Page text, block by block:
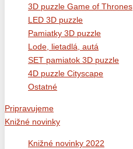
3D puzzle Game of Thrones
LED 3D puzzle
Pamiatky 3D puzzle
Lode, lietadlá, autá
SET pamiatok 3D puzzle
4D puzzle Cityscape
Ostatné
Pripravujeme
Knižné novinky
Knižné novinky 2022